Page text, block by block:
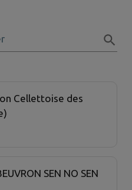
Cellettoise des
SEN NO SEN